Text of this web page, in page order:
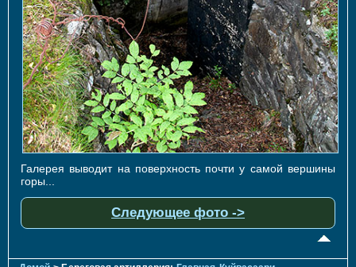
Галерея выводит на поверхность почти у самой вершины
горы...
Следующее фото ->